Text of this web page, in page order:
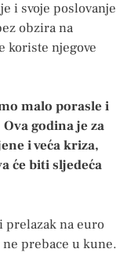
i svoje poslovanje
obzira na
koriste njegove
malo porasle i
godina je za
i veća kriza,
će biti sljedeća
prelazak na euro
prebace u kune.